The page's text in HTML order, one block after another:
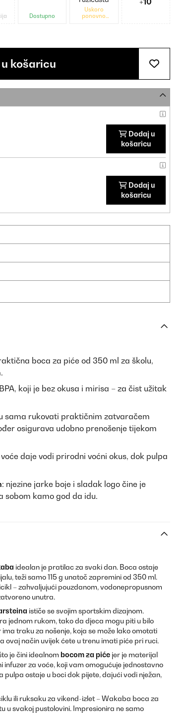
Dostupno
Uskoro
ponovno
košaricu
Dodaj u
košaricu
Dodaj u
košaricu
boca za piće od 350 ml za školu,
koji je bez okusa i mirisa – za čist užitak
sama rukovati praktičnim zatvaračem
osigurava udobno prenošenje tijekom
daje vodi prirodni voćni okus, dok pulpa
: njezine jarke boje i sladak logo čine je
sobom kamo god da idu.
idealan je pratilac za svaki dan. Boca ostaje
teži samo 115 g unatoč zapremini od 350 ml.
– zahvaljujući pouzdanom, vodonepropusnom
unutra.
ističe se svojim sportskim dizajnom.
jednom rukom, tako da djeca mogu piti u bilo
traku za nošenje, koja se može lako omotati
ovaj način uvijek ćete u trenu imati piće pri ruci.
je čini idealnom bocom za piće jer je materijal
za voće, koji vam omogućuje jednostavno
ostaje u boci dok pijete, dajući vodi nježan,
ili ruksaku za vikend-izlet – Wakaba boca za
u svakoj pustolovini. Impresionira ne samo